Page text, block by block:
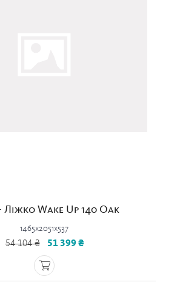
Ліжко Wake Up 140 Oak
1465x2051x537
54 104 ₴ 51 399 ₴